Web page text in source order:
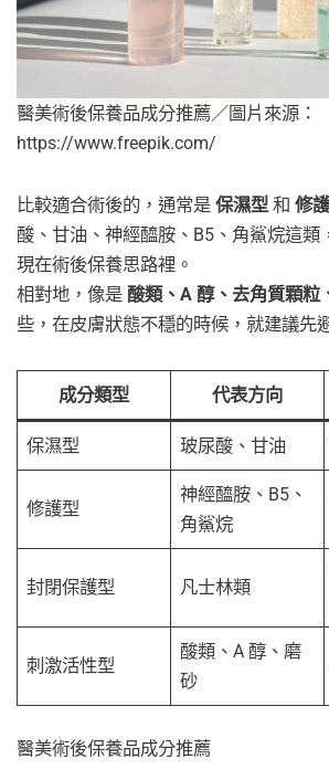
醫美術後保養品成分推薦／圖片來源：
https://www.freepik.com/
比較適合術後的，通常是 保濕型 和 修
酸、甘油、神經醯胺、B5、角鯊烷這類
現在術後保養思路裡。
相對地，像是 酸類、A 醇、去角質顆粒
些，在皮膚狀態不穩的時候，就建議先
成分類型 代表方向
保濕型 玻尿酸、甘油
修護型
神經醯胺、B5、
角鯊烷
封閉保護型 凡士林類
刺激活性型
酸類、A 醇、磨
砂
醫美術後保養品成分推薦